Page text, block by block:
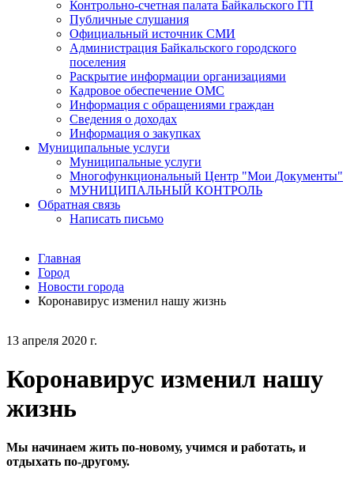
13 апреля 2020 г.
Коронавирус изменил нашу
жизнь
Мы начинаем жить по-новому, учимся и работать, и
отдыхать по-другому.
Контрольно-счетная палата Байкальского ГП
Публичные слушания
Официальный источник СМИ
Администрация Байкальского городского
поселения
Раскрытие информации организациями
Кадровое обеспечение ОМС
Информация с обращениями граждан
Сведения о доходах
Информация о закупках
Муниципальные услуги
Муниципальные услуги
Многофункциональный Центр "Мои Документы"
МУНИЦИПАЛЬНЫЙ КОНТРОЛЬ
Обратная связь
Написать письмо
Главная
Город
Новости города
Коронавирус изменил нашу жизнь